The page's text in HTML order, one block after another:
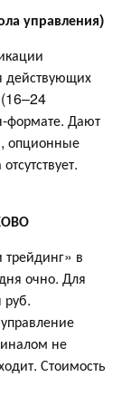
управления)
действующих
Дают
опционные
в
очно. Для
руб.
не
Стоимость